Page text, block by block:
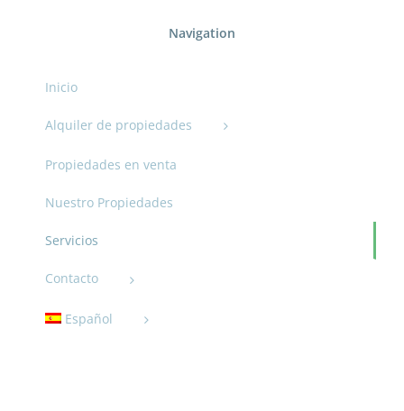
Navigation
Inicio
Alquiler de propiedades
Propiedades en venta
Nuestro Propiedades
Servicios
Contacto
Español